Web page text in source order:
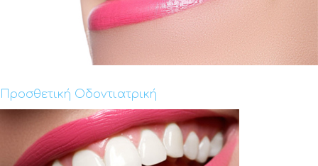
Προσθετική Οδοντιατρική